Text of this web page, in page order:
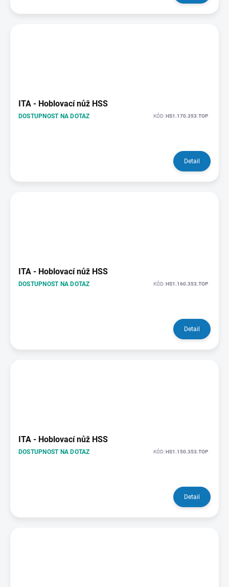
ITA - Hoblovací nůž HSS
DOSTUPNOST NA DOTAZ KÓD:HS1.170.353.TOP
Detail
ITA - Hoblovací nůž HSS
DOSTUPNOST NA DOTAZ KÓD:HS1.160.353.TOP
Detail
ITA - Hoblovací nůž HSS
DOSTUPNOST NA DOTAZ KÓD:HS1.150.353.TOP
Detail